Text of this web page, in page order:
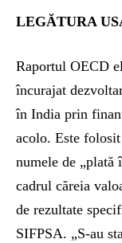
LEGĂTURA
Raportul OECD
încurajat
în India prin
acolo. Este
numele de
cadrul căreia
de rezultate
SIFPSA. „S-au